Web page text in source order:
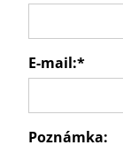
E-mail:*
Poznámka: